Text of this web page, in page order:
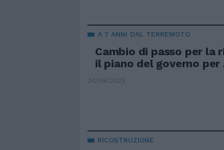
A 7 ANNI DAL TERREMOTO
Cambio di passo per la
il piano del governo
24/08/2023
RICOSTRUZIONE